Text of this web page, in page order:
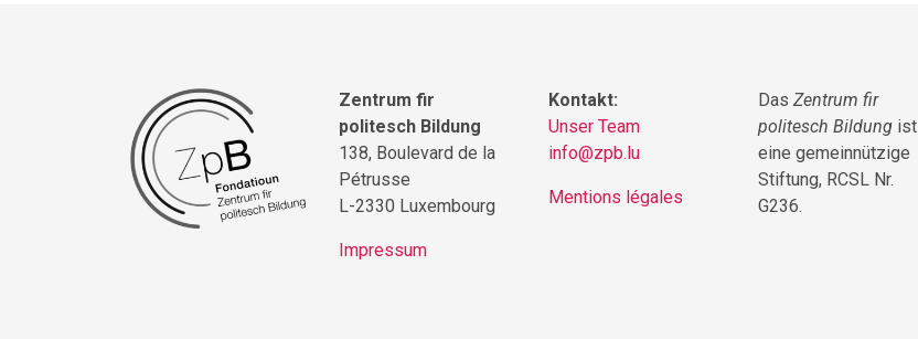
Zentrum fir
politesch Bildung
138, Boulevard de la
Pétrusse
L-2330 Luxembourg
Impressum
Kontakt:
Unser Team
info@zpb.lu
Mentions légales
Das Zentrum fir
politesch Bildung ist
eine gemeinnützige
Stiftung, RCSL Nr.
G236.